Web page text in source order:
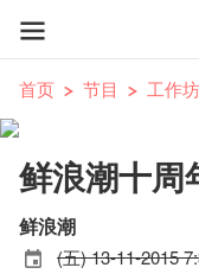
首页 节目 工作坊
鲜浪潮十周
鲜浪潮
(五) 13-11-2015